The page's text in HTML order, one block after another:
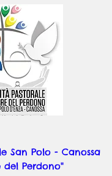
San Polo - Canossa
del Perdono"